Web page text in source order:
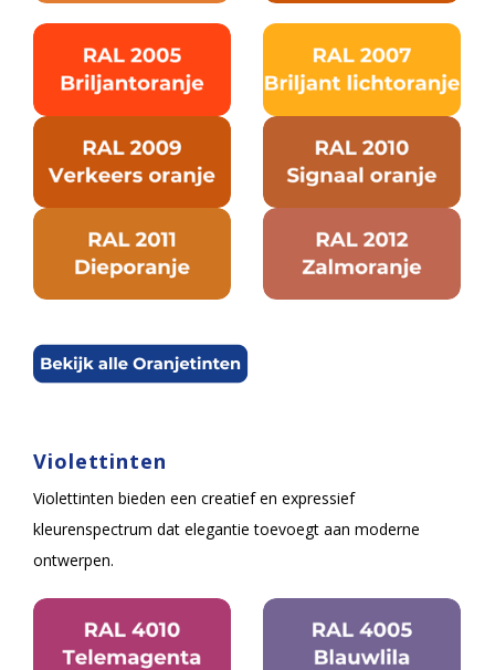
Violettinten
Violettinten bieden een creatief en expressief
kleurenspectrum dat elegantie toevoegt aan moderne
ontwerpen.